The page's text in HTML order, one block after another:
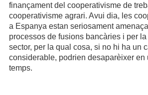
finançament del cooperativisme de
cooperativisme agrari. Avui dia, les
a Espanya estan seriosament
processos de fusions bancàries i per
sector, per la qual cosa, si no hi ha un
considerable, podrien desaparèixer en
temps.